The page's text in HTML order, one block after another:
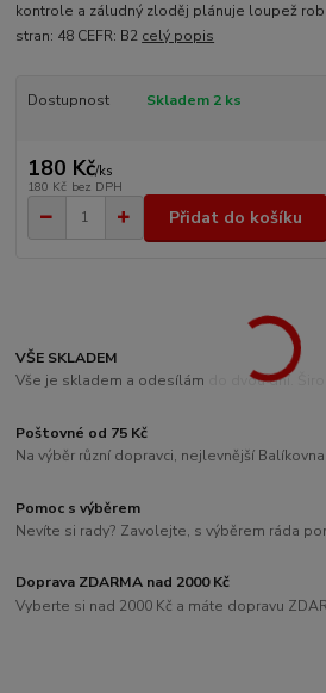
kontrole a záludný zloděj plánuje loupež
stran: 48 CEFR: B2 celý popis
Dostupnost Skladem 2 ks
180 Kč/ks
180 Kč bez DPH
Přidat do košíku
VŠE SKLADEM
Vše je skladem a odesílám do dvou dní.
Poštovné od 75 Kč
Na výběr různí dopravci, nejlevnější
Pomoc s výběrem
Nevíte si rady? Zavolejte, s výběrem ráda
Doprava ZDARMA nad 2000 Kč
Vyberte si nad 2000 Kč a máte dopravu